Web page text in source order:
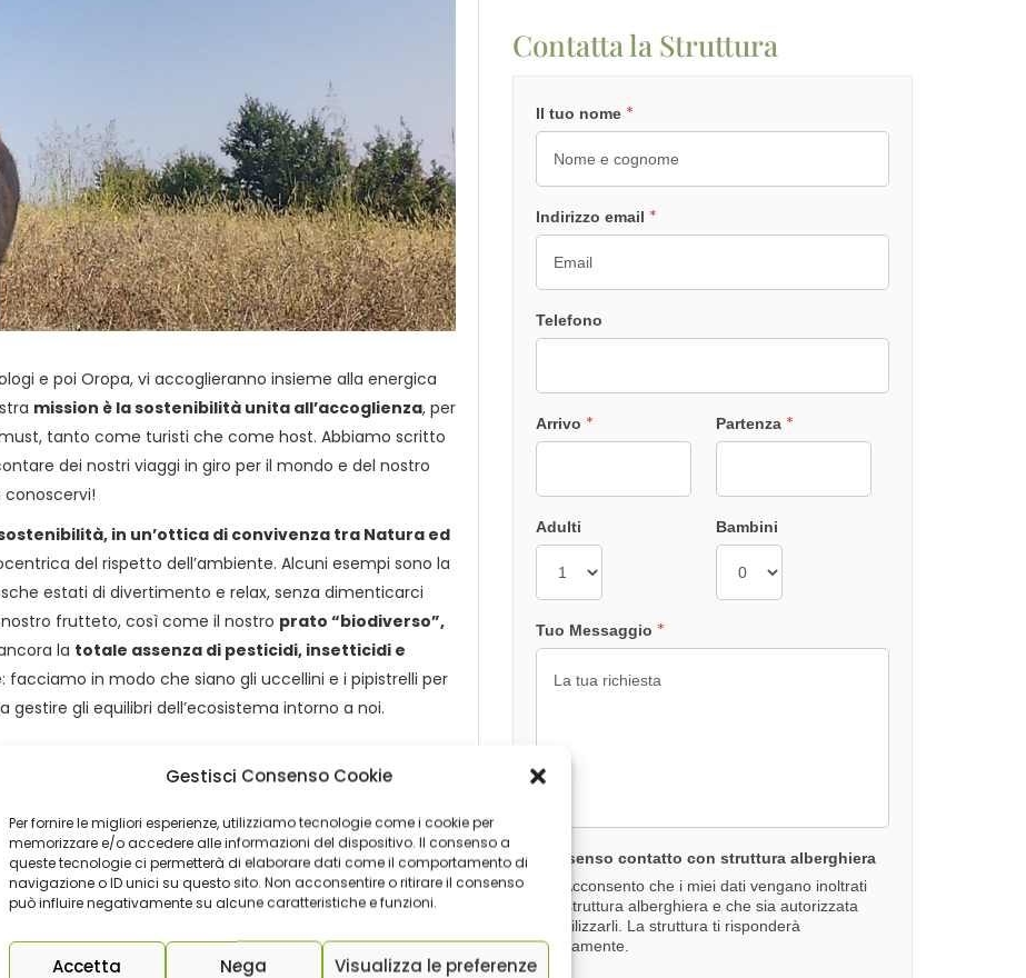
Gestisci Consenso Cookie
Per fornire le migliori esperienze, utilizziamo tecnologie come i cookie per
memorizzare e/o accedere alle informazioni del dispositivo. Il consenso a
queste tecnologie ci permetterà di elaborare dati come il comportamento di
navigazione o ID unici su questo sito. Non acconsentire o ritirare il consenso
può influire negativamente su alcune caratteristiche e funzioni.
Accetta Nega Visualizza le preferenze
e poi Oropa, vi accoglieranno insieme alla energica
mission è la sostenibilità unita all’accoglienza, per
tanto come turisti che come host. Abbiamo scritto
dei nostri viaggi in giro per il mondo e del nostro
conoscervi!
in un’ottica di convivenza tra Natura ed
del rispetto dell’ambiente. Alcuni esempi sono la
estati di divertimento e relax, senza dimenticarci
frutteto, così come il nostro prato “biodiverso”,
la totale assenza di pesticidi, insetticidi e
facciamo in modo che siano gli uccellini e i pipistrelli per
gli equilibri dell’ecosistema intorno a noi.
Contatta la Struttura
Il tuo nome *
Indirizzo email *
Telefono
Arrivo * Partenza *
Adulti Bambini
Tuo Messaggio *
Consenso contatto con struttura alberghiera
Acconsento che i miei dati vengano inoltrati
alla struttura alberghiera e che sia autorizzata
ad utilizzarli. La struttura ti risponderà
direttamente.